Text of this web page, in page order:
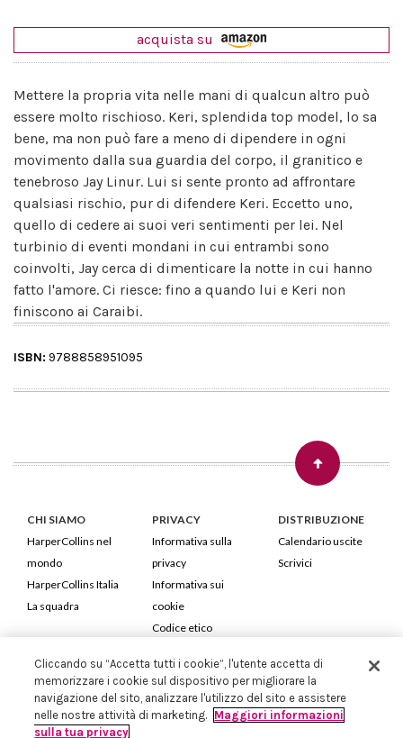
acquista su
Mettere la propria vita nelle mani di qualcun altro può
essere molto rischioso. Keri, splendida top model, lo sa
bene, ma non può fare a meno di dipendere in ogni
movimento dalla sua guardia del corpo, il granitico e
tenebroso Jay Linur. Lui si sente pronto ad affrontare
qualsiasi rischio, pur di difendere Keri. Eccetto uno,
quello di cedere ai suoi veri sentimenti per lei. Nel
turbinio di eventi mondani in cui entrambi sono
coinvolti, Jay cerca di dimenticare la notte in cui hanno
fatto l'amore. Ci riesce: fino a quando lui e Keri non
finiscono ai Caraibi.
ISBN: 9788858951095
CHI SIAMO
HarperCollins nel
mondo
HarperCollins Italia
La squadra
PRIVACY
Informativa sulla
privacy
Informativa sui
cookie
Codice etico
DISTRIBUZIONE
Calendario uscite
Scrivici
HarperCollins Italia S.p.A. Viale Monte Nero, 84 - 20135 Milano
Cod. Fiscale e P.IVA 05946780151 - Capitale Sociale 258.250 €
Iscritta in Milano al Registro delle imprese nr.198004 e REA nr.1051898
Cliccando su “Accetta tutti i cookie”, l'utente accetta di
memorizzare i cookie sul dispositivo per migliorare la
navigazione del sito, analizzare l'utilizzo del sito e assistere
nelle nostre attività di marketing. Maggiori informazioni
sulla tua privacy